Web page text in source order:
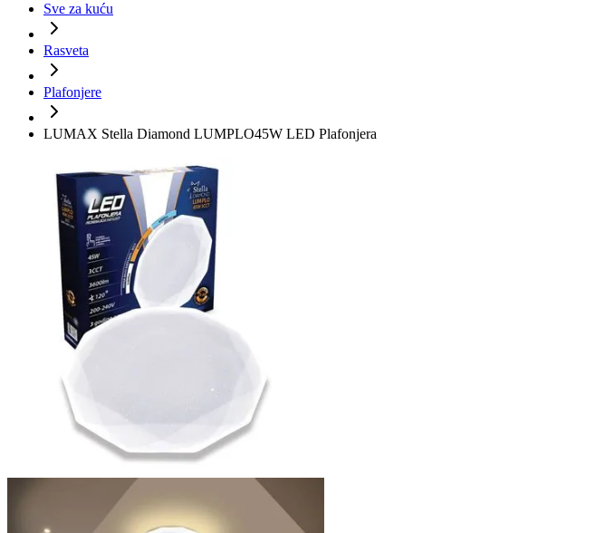
Sve za kuću
Rasveta
Plafonjere
LUMAX Stella Diamond LUMPLO45W LED Plafonjera